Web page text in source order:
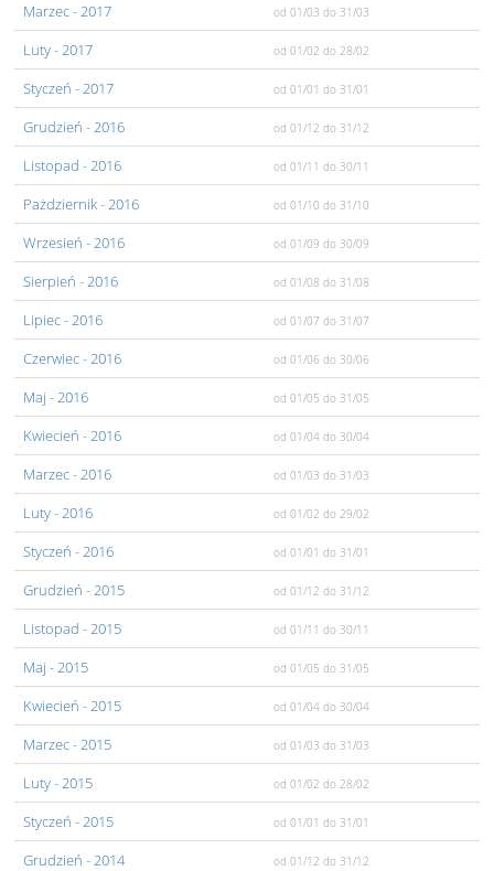
Marzec- 2017 od 01/03 do 31/03
Luty- 2017 od 01/02 do 28/02
Styczeń - 2017 od 01/01 do 31/01
Grudzień - 2016 od 01/12 do 31/12
Listopad - 2016 od 01/11 do 30/11
Pażdziernik- 2016 od 01/10 do 31/10
Wrzesień - 2016 od 01/09 do 30/09
Sierpień - 2016 od 01/08 do 31/08
Lipiec- 2016 od 01/07 do 31/07
Czerwiec- 2016 od 01/06 do 30/06
Maj - 2016 od 01/05 do 31/05
Kwiecień - 2016 od 01/04 do 30/04
Marzec- 2016 od 01/03 do 31/03
Luty- 2016 od 01/02 do 29/02
Styczeń - 2016 od 01/01 do 31/01
Grudzień - 2015 od 01/12 do 31/12
Listopad - 2015 od 01/11 do 30/11
Maj - 2015 od 01/05 do 31/05
Kwiecień - 2015 od 01/04 do 30/04
Marzec- 2015 od 01/03 do 31/03
Luty- 2015 od 01/02 do 28/02
Styczeń - 2015 od 01/01 do 31/01
Grudzień - 2014 od 01/12 do 31/12